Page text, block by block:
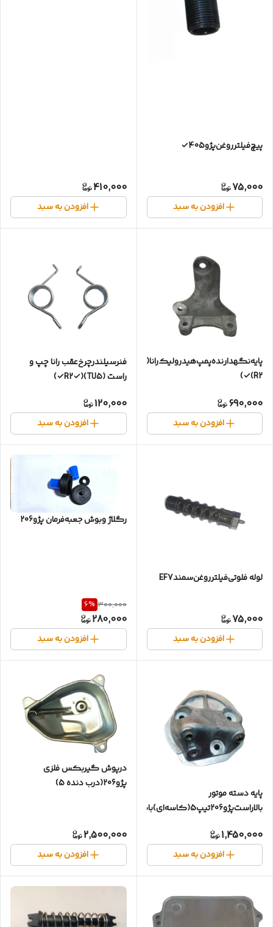
پیچ‌فیلتر‌روغن‌پژو405✓
75,000
افزودن به سبد
410,000
افزودن به سبد
پایه‌نگهدارنده‌پمپ‌هیدرولیک‌رانا(TU5✓)
(R2✓)
690,000
افزودن به سبد
فنر‌سیلندر‌چرخ‌عقب‌ رانا چپ و
راست (R2✓)(TU5✓)
120,000
افزودن به سبد
لوله فلوتی‌فیلترروغن‌سمندEF7
75,000
افزودن به سبد
رگلاژ وبوش جعبه‌فرمان پژو206
300,000
6%
280,000
افزودن به سبد
پایه دسته موتور
بالاراست‌پژو206تیپ5(کاسه‌ای)بابوش
1,450,000
افزودن به سبد
درپوش گیربکس فلزی
پژو206(درب دنده 5)
2,500,000
افزودن به سبد